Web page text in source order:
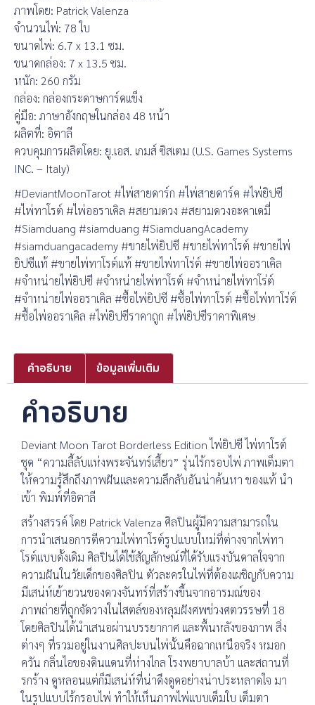
ภาพโดย: Patrick Valenza
จำนวนไพ่: 78 ใบ
ขนาดไพ่: 6.7 x 13.1 ซม.
ขนาดกล่อง: 7 x 13.5 ซม.
หนัก: 260 กรัม
กล่อง: กล่องกระดาษการ์ดแข็ง
คู่มือ: ภาษาอังกฤษในกล่อง 48 หน้า
ผลิตที่: อิตาลี
ควบคุมการผลิตโดย: ยู.เอส. เกมส์ ซิสเตม (U.S. Games Systems
INC. – Italy)
#DeviantMoonTarot #ไพ่สายดาร์ก #ไพ่สายดาร์ค #ไพ่ยิปซี
#ไพ่ทาโรต์ #ไพ่ออราเคิล #สยามดวง #สยามดวงอะคาเดมี่
#Siamduang #siamduang #SiamduangAcademy
#siamduangacademy #ขายไพ่ยิปซี #ขายไพ่ทาโรต์ #ขายไพ่
ยิปซีแท้ #ขายไพ่ทาโรต์แท้ #ขายไพ่ทาโร่ต์ #ขายไพ่ออราเคิล
#จำหน่ายไพ่ยิปซี #จำหน่ายไพ่ทาโรต์ #จำหน่ายไพ่ทาโร่ต์
#จำหน่ายไพ่ออราเคิล #ซื้อไพ่ยิปซี #ซื้อไพ่ทาโรต์ #ซื้อไพ่ทาโร่ต์
#ซื้อไพ่ออราเคิล #ไพ่ยิปซีราคาถูก #ไพ่ยิปซีราคาพิเศษ
คำอธิบาย ข้อมูลเพิ่มเติม
คำอธิบาย
Deviant Moon Tarot Borderless Edition ไพ่ยิปซี ไพ่ทาโรต์
ชุด “ความลี้ลับแห่งพระจันทร์เสี้ยว” รุ่นไร้กรอบไพ่ ภาพเต็มตา
ให้ความรู้สึกถึงภาพฝันและความลึกลับอันน่าค้นหา ของแท้ นำ
เข้า พิมพ์ที่อิตาลี
สร้างสรรค์ โดย Patrick Valenza ศิลปินผู้มีความสามารถใน
การนำเสนอการตีความไพ่ทาโรต์รูปแบบใหม่ที่ต่างจากไพ่ทา
โรต์แบบดั้งเดิม ศิลปินได้ใช้สัญลักษณ์ที่ได้รับแรงบันดาลใจจาก
ความฝันในวัยเด็กของศิลปิน ตัวละครในไพ่ที่ต้องเผชิญกับความ
มีเสน่ห์เย้ายวนของดวงจันทร์ที่สร้างขึ้นจากอารมณ์ของ
ภาพถ่ายที่ถูกจัดวางในไสตล์ของหลุมฝังศพช่วงศตวรรษที่ 18
โดยศิลปินได้นำเสนอผ่านบรรยากาศ และพื้นหลังของภาพ สิ่ง
ต่างๆ ที่รวมอยู่ในงานศิลปะบนไพ่นั้นคือฉากเหนือจริง หมอก
ควัน กลิ่นไอของดินแดนที่ห่างไกล โรงพยาบาลบ้า และสถานที่
รกร้าง ดูหลอนแต่ก็มีเสน่ห์ที่น่าดึงดูดอย่างน่าประหลาดใจ มา
ในรูปแบบไร้กรอบไพ่ ทำให้เห็นภาพไพ่แบบเต็มใบ เต็มตา